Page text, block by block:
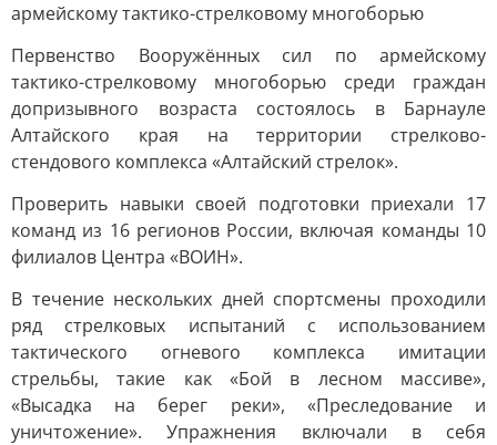
армейскому тактико-стрелковому многоборью
Первенство Вооружённых сил по армейскому
тактико-стрелковому многоборью среди граждан
допризывного возраста состоялось в Барнауле
Алтайского края на территории стрелково-
стендового комплекса «Алтайский стрелок».
Проверить навыки своей подготовки приехали 17
команд из 16 регионов России, включая команды 10
филиалов Центра «ВОИН».
В течение нескольких дней спортсмены проходили
ряд стрелковых испытаний с использованием
тактического огневого комплекса имитации
стрельбы, такие как «Бой в лесном массиве»,
«Высадка на берег реки», «Преследование и
уничтожение». Упражнения включали в себя